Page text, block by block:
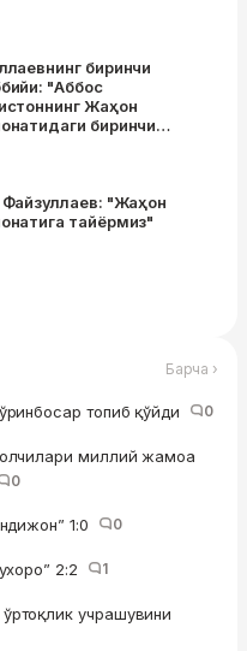
биринчи
"Аббос
Жаҳон
биринчи
"Жаҳон
тайёрмиз"
Барча ›
топиб қўйди 0
миллий жамоа
0
1:0 0
2:2 1
учрашувини